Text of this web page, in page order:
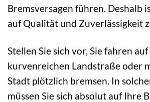
Bremsversagen führen. Deshalb
auf Qualität und Zuverlässigkeit
Stellen Sie sich vor, Sie fahren
kurvenreichen Landstraße oder
Stadt plötzlich bremsen. In
müssen Sie sich absolut auf Ihre